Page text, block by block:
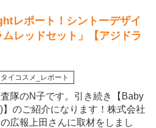
レポート！シントーデザイ
レッドセット」【アジドラ
タイコスメ_レポート
隊のN子です。引き続き【Baby
のご紹介になります！株式会社
広報上田さんに取材をしまし